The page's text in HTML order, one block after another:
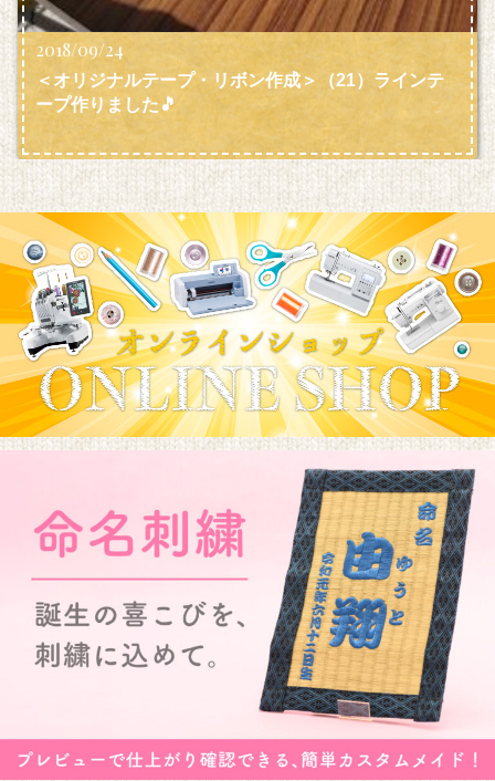
2018/09/24
＜オリジナルテープ・リボン作成＞（21）ラインテ
ープ作りました🎵